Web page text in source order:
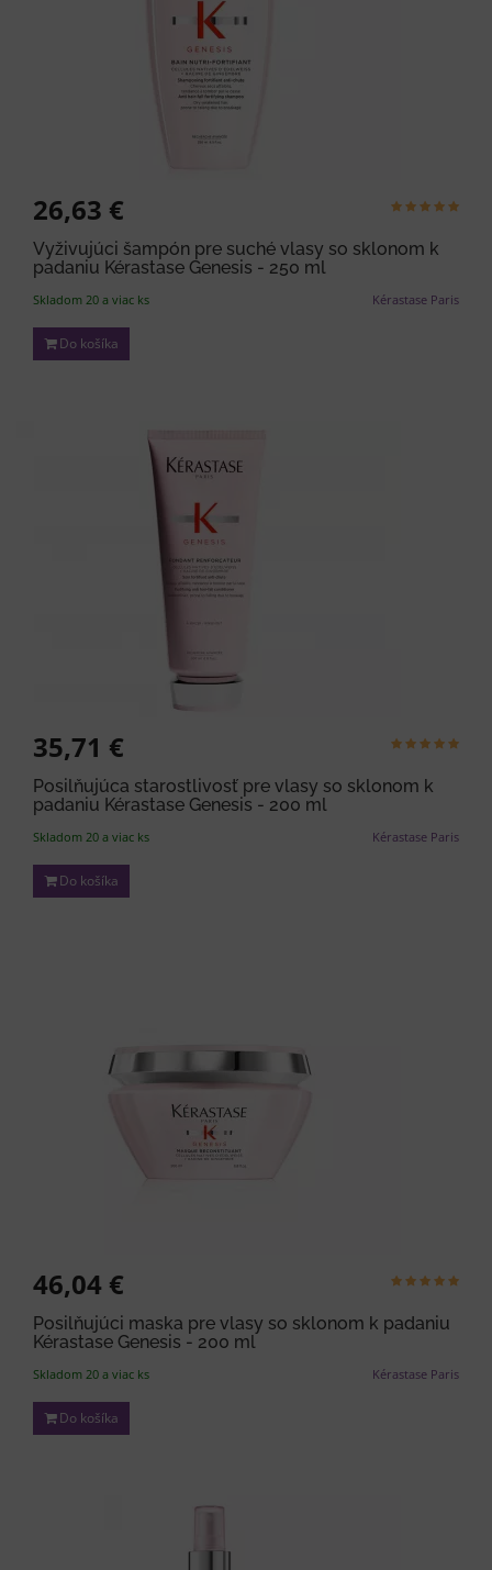
26,63 €
Vyživujúci šampón pre suché vlasy so sklonom k
padaniu Kérastase Genesis - 250 ml
Kérastase Paris
Skladom 20 a viac ks
Do košíka
35,71 €
Posilňujúca starostlivosť pre vlasy so sklonom k
padaniu Kérastase Genesis - 200 ml
Kérastase Paris
Skladom 20 a viac ks
Do košíka
46,04 €
Posilňujúci maska pre vlasy so sklonom k padaniu
Kérastase Genesis - 200 ml
Kérastase Paris
Skladom 20 a viac ks
Do košíka